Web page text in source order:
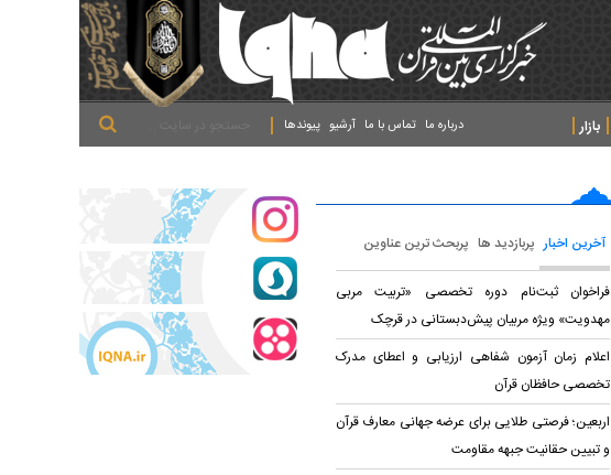
بازار
پیوندها آرشیو تماس با ما درباره ما
آخرین اخبار پربازدید ها پربحث ترین عناوین
فراخوان ثبت‌نام دوره تخصصی «تربیت مربی
مهدویت» ویژه مربیان پیش‌دبستانی در قرچک
اعلام زمان آزمون شفاهی ارزیابی و اعطای مدرک
تخصصی حافظان قرآن
اربعین؛ فرصتی طلایی برای عرضه جهانی معارف قرآن
و تبیین حقانیت جبهه مقاومت